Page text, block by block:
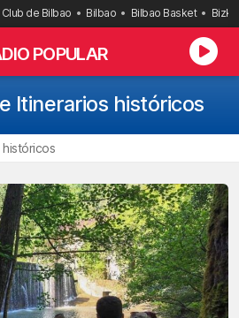
de Bilbao Bilbao Bilbao Basket
POPULAR
Itinerarios históricos
históricos